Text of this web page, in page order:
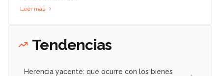
Leer más
Tendencias
Herencia yacente: qué ocurre con los bienes